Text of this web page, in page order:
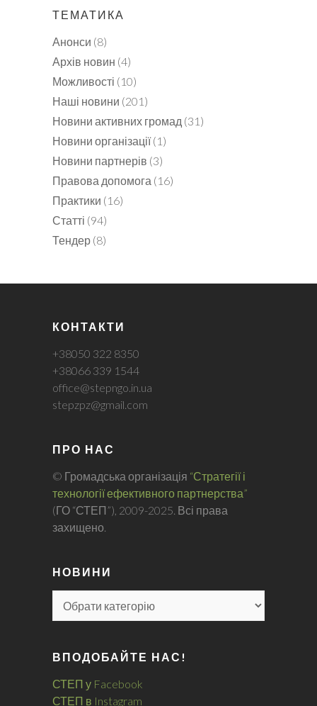
ТЕМАТИКА
Анонси (8)
Архів новин (4)
Можливості (10)
Наші новини (201)
Новини активних громад (31)
Новини організації(1)
Новини партнерів (3)
Правова допомога (16)
Практики (16)
Статті (94)
Тендер (8)
КОНТАКТИ
+38050 322 8350
+38066 339 1544
office@stepngo.in.ua
stepzpz@gmail.com
ПРО НАС
© Громадська організація “Стратегії і
технології ефективного партнерства”
(ГО “СТЕП”), 2009-2025. Всі права
захищено.
НОВИНИ
ВПОДОБАЙТЕ НАС!
СТЕП у Facebook
СТЕП в Instagram